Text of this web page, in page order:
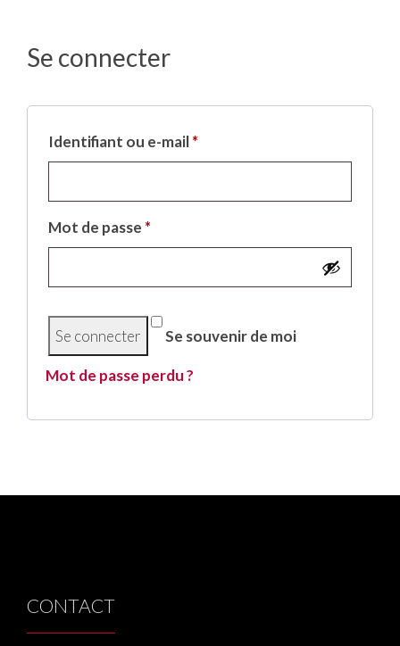
Se connecter
Identifiant ou e-mail*
Mot de passe *
Se souvenir de moi
Mot de passe perdu ?
CONTACT